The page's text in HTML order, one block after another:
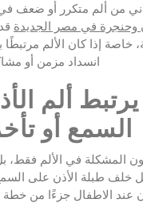
من ألم متكرر أو ضعف
خاصة إذا كان الألم مرتبطًا
انسداد مزمن أو
ألم
السمع أو
المشكلة في الألم فقط،
خلف طبلة الأذن على
عند الاطفال جزءًا من خطة